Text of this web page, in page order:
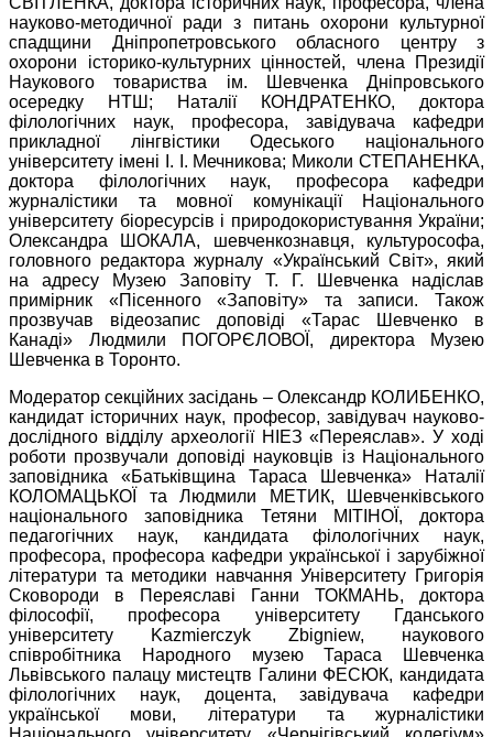
науково-методичної ради з питань охорони культурної
спадщини Дніпропетровського обласного центру з
охорони історико-культурних цінностей, члена Президії
Наукового товариства ім. Шевченка Дніпровського
осередку НТШ; Наталії КОНДРАТЕНКО, доктора
філологічних наук, професора, завідувача кафедри
прикладної лінгвістики Одеського національного
університету імені І. І. Мечникова; Миколи СТЕПАНЕНКА,
доктора філологічних наук, професора кафедри
журналістики та мовної комунікації Національного
університету біоресурсів і природокористування України;
Олександра ШОКАЛА, шевченкознавця, культурософа,
головного редактора журналу «Український Світ», який
на адресу Музею Заповіту Т. Г. Шевченка надіслав
примірник «Пісенного «Заповіту» та записи. Також
прозвучав відеозапис доповіді «Тарас Шевченко в
Канаді» Людмили ПОГОРЄЛОВОЇ, директора Музею
Шевченка в Торонто.
Модератор секційних засідань – Олександр КОЛИБЕНКО,
кандидат історичних наук, професор, завідувач науково-
дослідного відділу археології НІЕЗ «Переяслав». У ході
роботи прозвучали доповіді науковців із Національного
заповідника «Батьківщина Тараса Шевченка» Наталії
КОЛОМАЦЬКОЇ та Людмили МЕТИК, Шевченківського
національного заповідника Тетяни МІТІНОЇ, доктора
педагогічних наук, кандидата філологічних наук,
професора, професора кафедри української і зарубіжної
літератури та методики навчання Університету Григорія
Сковороди в Переяславі Ганни ТОКМАНЬ, доктора
філософії, професора університету Гданського
університету Kazmierczyk Zbigniew, наукового
співробітника Народного музею Тараса Шевченка
Львівського палацу мистецтв Галини ФЕСЮК, кандидата
філологічних наук, доцента, завідувача кафедри
української мови, літератури та журналістики